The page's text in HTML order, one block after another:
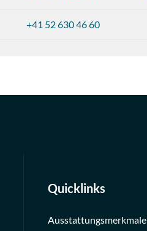
+41 52 630 46 60
Quicklinks
Ausstattungsmerkmale